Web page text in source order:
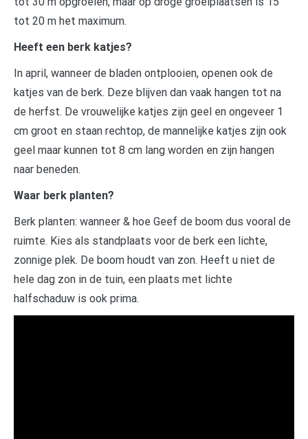
tot 20 m het maximum.
Heeft een berk katjes?
In april, wanneer de bladen ontplooien, openen ook de
katjes van de berk. Deze blijven dan vaak hangen tot na
de herfst. De vrouwelijke katjes zijn geel en ongeveer 1
cm groot en staan rechtop, de mannelijke katjes zijn ook
geel maar kunnen tot 8 cm lang worden en zijn hangen
naar beneden.
Waar berk planten?
Berk planten: wanneer & hoe Geef de boom dus vooral de
ruimte. Kies als standplaats voor de berk een lichte,
zonnige plek. De boom houdt van zon. Heeft u niet de
hele dag zon in de tuin, een plaats met lichte
halfschaduw is ook prima.